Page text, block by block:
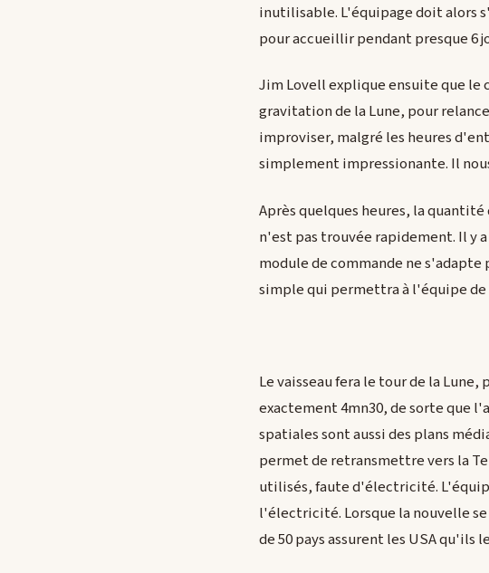
inutilisable. L'équipage doit alors
pour accueillir pendant presque 6
Jim Lovell explique ensuite que
gravitation de la Lune, pour
improviser, malgré les heures
simplement impressionante. Il
Après quelques heures, la
n'est pas trouvée rapidement. Il y
module de commande ne
simple qui permettra à l'équipe
Le vaisseau fera le tour de la
exactement 4mn30, de sorte que
spatiales sont aussi des plans
permet de retransmettre vers la
utilisés, faute d'électricité.
l'électricité. Lorsque la nouvelle se
de 50 pays assurent les USA